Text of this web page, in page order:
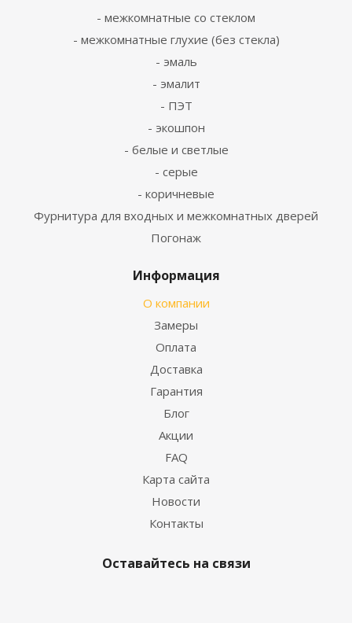
- межкомнатные со стеклом
- межкомнатные глухие (без стекла)
- эмаль
- эмалит
- ПЭТ
- экошпон
- белые и светлые
- серые
- коричневые
Фурнитура для входных и межкомнатных дверей
Погонаж
Информация
О компании
Замеры
Оплата
Доставка
Гарантия
Блог
Акции
FAQ
Карта сайта
Новости
Контакты
Оставайтесь на связи